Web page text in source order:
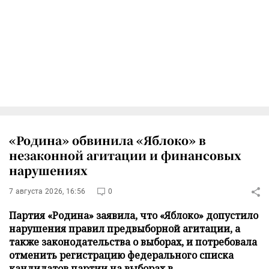
«Родина» обвинила «Яблоко» в
незаконной агитации и финансовых
нарушениях
7 августа 2026, 16:56 0
Партия «Родина» заявила, что «Яблоко» допустило
нарушения правил предвыборной агитации, а
также законодательства о выборах, и потребовала
отменить регистрацию федерального списка